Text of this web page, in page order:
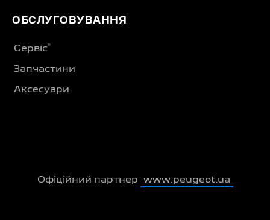
ОБСЛУГОВУВАННЯ
Сервіс®
Запчастини
Аксесуари
Офіційний партнер www.peugeot.ua